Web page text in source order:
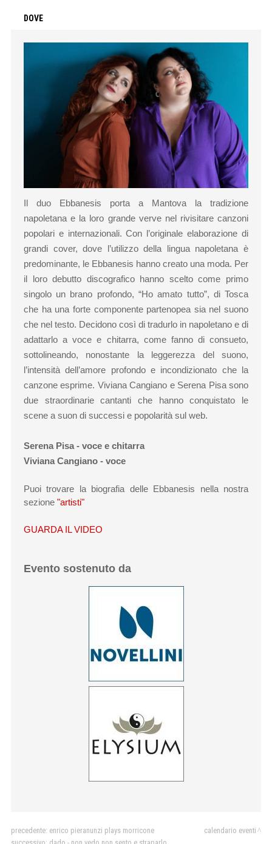
DOVE
Il duo Ebbanesis porta a Mantova la tradizione
napoletana e la loro grande verve nel rivisitare canzoni
popolari e internazionali. Con l’originale elaborazione di
grandi cover, dove l’utilizzo della lingua napoletana è
predominante, le Ebbanesis hanno creato una moda. Per
il loro debutto discografico hanno scelto come primo
singolo un brano profondo, “Ho amato tutto”, di Tosca
che ha una forte componente partenopea sia nel suono
che nel testo. Decidono così di tradurlo in napoletano e di
adattarlo a voce e chitarra, come fanno di consueto,
sottolineando, nonostante la leggerezza del suono,
l’intensità dell’amore profondo e incondizionato che la
canzone esprime. Viviana Cangiano e Serena Pisa sono
due straordinarie cantanti che hanno conquistato le
scene a suon di successi e popolarità sul web.
Serena Pisa - voce e chitarra
Viviana Cangiano - voce
Puoi trovare la biografia delle Ebbanesis nella nostra
sezione "artisti"
GUARDA IL VIDEO
Evento sostenuto da
precedente: enrico pieranunzi plays morricone
calendario eventi